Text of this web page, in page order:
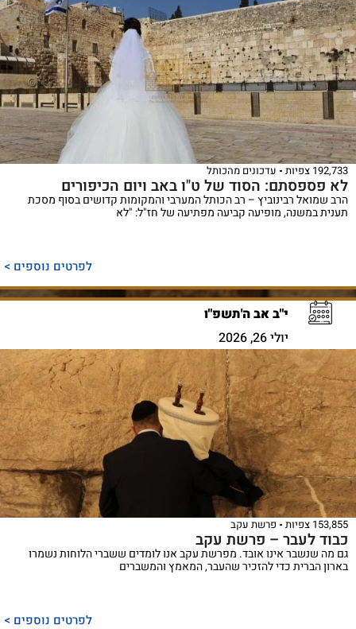
192,733 צפיות עדכונים מהכותל
לא פספסתם: הסוד של ט"ו באב ויום הכיפורים
הרב שמואל רבינוביץ – רב הכותל המערבי והמקומות קדושים בסוף מסכת
תענית במשנה, מופיעה קביעה מפתיעה של חז"ל: "לא
לפרטים נוספים >
י"ב אב ה'תשפ"ו
יולי 26, 2026
153,855 צפיות פרשת עקב
כבוד לעבר – פרשת עקב
גם מה שנשבר אינו אובד. מפרשת עקב אנו לומדים ששברי הלוחות נשמרו
בארון הברית כדי להזכיר שהעבר, המאמץ והמשברים
לפרטים נוספים >